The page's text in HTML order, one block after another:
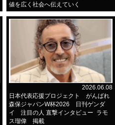
値を広く社会へ伝えていく
2026.06.08
日本代表応援プロジェクト がんばれ
森保ジャパンW杯2026 日刊ゲンダ
イ 注目の人 直撃インタビュー ラモ
ス瑠偉 掲載